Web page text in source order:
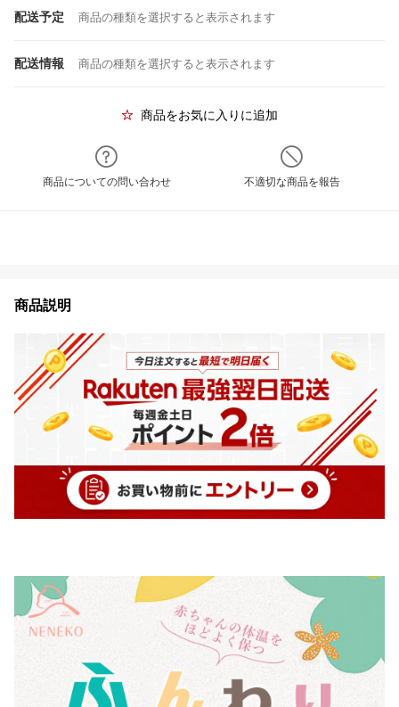
配送予定 商品の種類を選択すると表示されます
配送情報 商品の種類を選択すると表示されます
商品をお気に入りに追加
商品についての問い合わせ 不適切な商品を報告
商品説明